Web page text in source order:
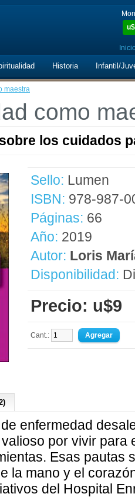
u$
Historia Infantil/
maestra
como
los cuidados
Sello: Lumen
ISBN: 978-987-
Páginas: 66
Año: 2019
Autor: Loris
Disponibilidad:
Precio: u$9
Cant.:
enfermedad
por vivir para
Esas pautas
la mano y el
del Hospital